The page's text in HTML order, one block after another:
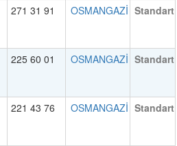
271 31 91 OSMANGAZİ Standart
225 60 01 OSMANGAZİ Standart
221 43 76 OSMANGAZİ Standart